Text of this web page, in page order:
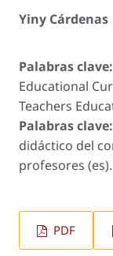
Yiny Cárdenas
Palabras clave:
Educational
Teachers
Palabras clave:
didáctico del
profesores (es).
PDF